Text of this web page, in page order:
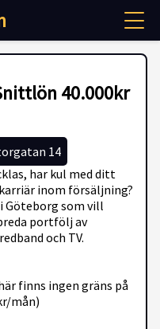
40.000kr
14
har kul med ditt
inom försäljning?
Göteborg som vill
portfölj av
och TV.
finns ingen gräns på
mån)